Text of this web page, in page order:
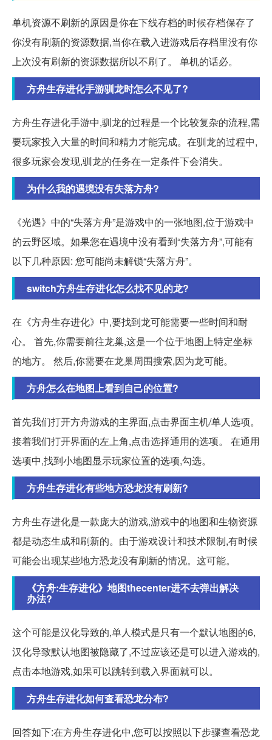
单机资源不刷新的原因是你在下线存档的时候存档保存了
你没有刷新的资源数据,当你在载入进游戏后存档里没有你
上次没有刷新的资源数据所以不刷了。 单机的话必。
方舟生存进化手游驯龙时怎么不见了?
方舟生存进化手游中,驯龙的过程是一个比较复杂的流程,需
要玩家投入大量的时间和精力才能完成。在驯龙的过程中,
很多玩家会发现,驯龙的任务在一定条件下会消失。
为什么我的遇境没有失落方舟?
《光遇》中的“失落方舟”是游戏中的一张地图,位于游戏中
的云野区域。如果您在遇境中没有看到“失落方舟”,可能有
以下几种原因: 您可能尚未解锁“失落方舟”。
switch方舟生存进化怎么找不见的龙?
在《方舟生存进化》中,要找到龙可能需要一些时间和耐
心。 首先,你需要前往龙巢,这是一个位于地图上特定坐标
的地方。 然后,你需要在龙巢周围搜索,因为龙可能。
方舟怎么在地图上看到自己的位置?
首先我们打开方舟游戏的主界面,点击界面主机/单人选项。
接着我们打开界面的左上角,点击选择通用的选项。 在通用
选项中,找到小地图显示玩家位置的选项,勾选。
方舟生存进化有些地方恐龙没有刷新?
方舟生存进化是一款庞大的游戏,游戏中的地图和生物资源
都是动态生成和刷新的。由于游戏设计和技术限制,有时候
可能会出现某些地方恐龙没有刷新的情况。这可能。
《方舟:生存进化》地图thecenter进不去弹出解决
办法?
这个可能是汉化导致的,单人模式是只有一个默认地图的6,
汉化导致默认地图被隐藏了,不过应该还是可以进入游戏的,
点击本地游戏,如果可以跳转到载入界面就可以。
方舟生存进化如何查看恐龙分布?
回答如下:在方舟生存进化中,您可以按照以下步骤查看恐龙